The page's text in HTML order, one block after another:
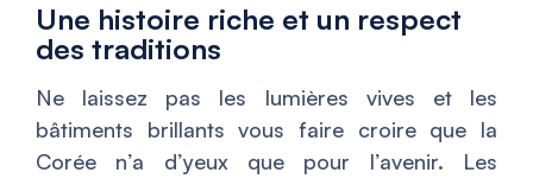
Une histoire riche et un respect
des traditions
Ne laissez pas les lumières vives et les
bâtiments brillants vous faire croire que la
Corée n’a d’yeux que pour l’avenir. Les